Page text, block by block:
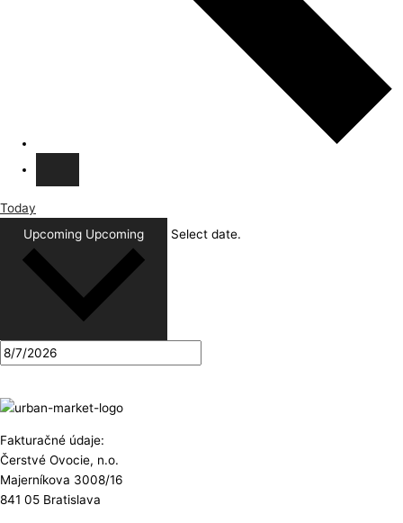
Today
Upcoming Upcoming Select date.
Fakturačné údaje:
Čerstvé Ovocie, n.o.
Majerníkova 3008/16
841 05 Bratislava